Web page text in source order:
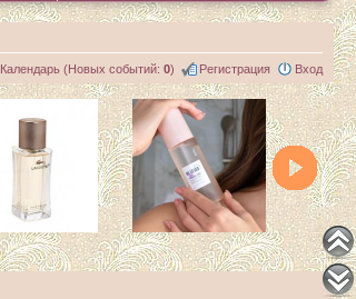
Календарь (Новых событий: 0) Регистрация Вход